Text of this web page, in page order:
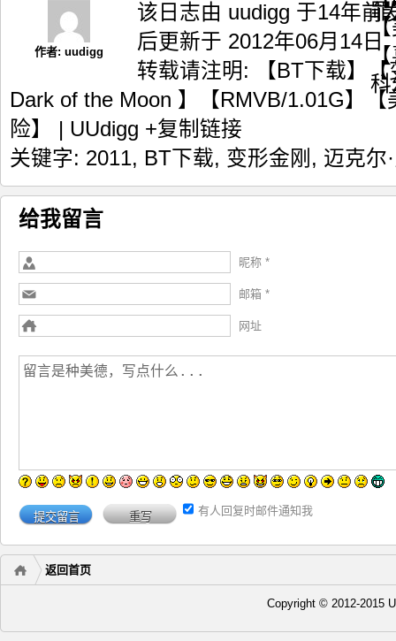
作者: uudigg
该日志由 uudigg 于14年前
后更新于 2012年06月14日.
转载请注明:
【BT下载】
Dark of the Moon 】【RMVB/1.01G】
险】 | UUdigg +复制链接
关键字: 2011, BT下载, 变形金刚 , 迈克尔
给我留言
昵称 *
邮箱 *
网址
有人回复时邮件通知我
返回首页
Copyright © 2012-2015